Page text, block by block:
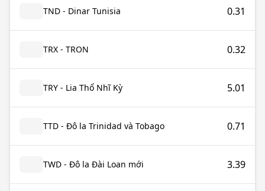
TND - Dinar Tunisia 0.31
TRX - TRON 0.32
TRY - Lia Thổ Nhĩ Kỳ 5.01
TTD - Đô la Trinidad và Tobago 0.71
TWD - Đô la Đài Loan mới 3.39